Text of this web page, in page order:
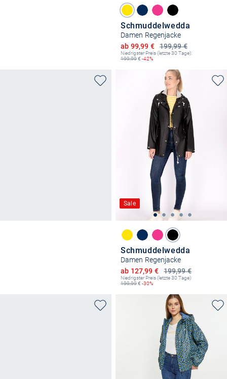
Schmuddelwedda
Damen Regenjacke
199,99 €
Ermäßigter Preis
ab 99,99 €
Niedrigster Preis (letzte 30 Tage):
199,99€ -42%
Sale
Schmuddelwedda
Damen Regenjacke
199,99 €
Ermäßigter Preis
ab 127,99 €
Niedrigster Preis (letzte 30 Tage):
199,99€ -30%